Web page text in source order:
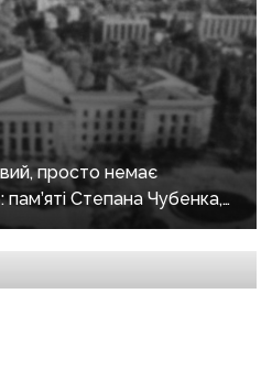
просто немає
Степана Чубенка,
за любов до України